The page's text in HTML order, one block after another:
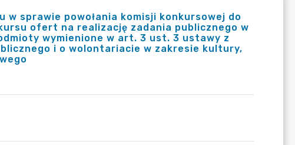
sprawie powołania komisji konkursowej do
ofert na realizację zadania publicznego w
wymienione w art. 3 ust. 3 ustawy z
i o wolontariacie w zakresie kultury,